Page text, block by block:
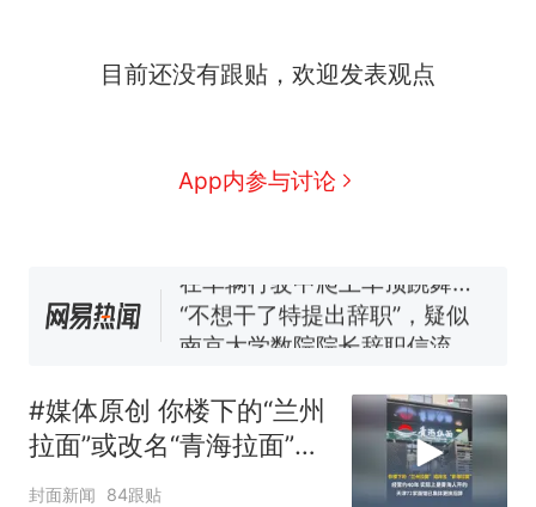
目前还没有跟贴，欢迎发表观点
App内参与讨论
哥士兵搬起大石块投向移民引
协会回应
男子上山采菌偶然发现鸡枞菌
窝，原地守1天等它长大：挖了
（新京报）
“不想干了特提出辞职”，疑似
南京大学数院院长辞职信流
任院长一职，不清楚辞职信来
源；曾用手绘图做头像
回大海 目击者直呼震惊 （视频
来源：参考消息）
热 西班牙飞地休达边境，摩洛
哥士兵搬起大石块投向移民引
争议，此前一天内数万人从摩
#媒体原创 你楼下的“兰州
拉面”或改名“青海拉面”，
经营约40年，实际上是青
封面新闻 84跟贴